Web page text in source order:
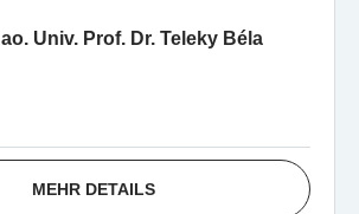
ao. Univ. Prof. Dr. Teleky Béla
MEHR DETAILS